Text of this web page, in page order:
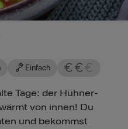
Einfach
Tage: der Hühner-
von innen! Du
und bekommst